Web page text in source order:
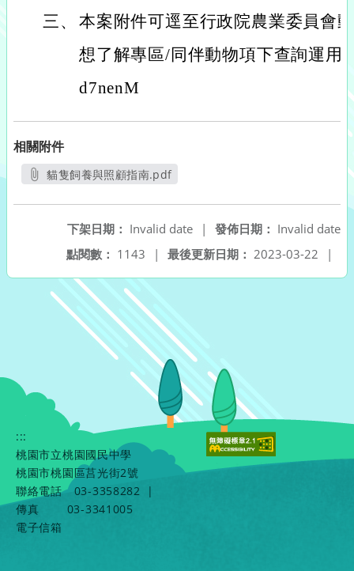
三、 本案附件可逕至行政院農業委員會
想了解專區/同伴動物項下查詢運用
d7nenM
相關附件
貓隻飼養與照顧指南.pdf
發佈日期： Invalid date
下架日期： Invalid date
|
最後更新日期： 2023-03-22 |
點閱數： 1143 |
:::
桃園市立桃園國民中學
桃園市桃園區莒光街2號
聯絡電話
03-3358282
|
傳真
03-3341005
電子信箱